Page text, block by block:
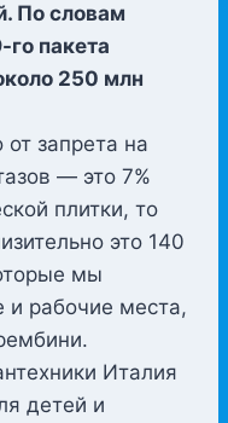
По словам
го пакета
250 млн
запрета на
— это 7%
плитки, то
это 140
мы
и рабочие места,
Италия
детей и